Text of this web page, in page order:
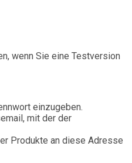
wenn Sie eine Testversion
einzugeben.
mit der der
Produkte an diese Adresse